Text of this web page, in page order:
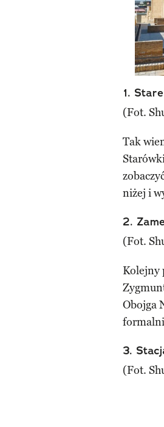
1.
(Fot.
Tak
niżej i
2.
(Fot.
Kolejny
Obojga
3.
(Fot.